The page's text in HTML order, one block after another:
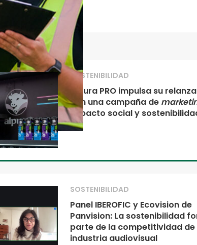
SOSTENIBILIDAD
Alpura PRO impulsa su
con una campaña de
impacto social y
SOSTENIBILIDAD
Panel IBEROFIC y Ecovision de
Panvision: La sostenibilidad
parte de la competitividad de
industria audiovisual